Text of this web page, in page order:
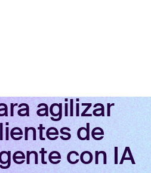
agilizar
de
con IA